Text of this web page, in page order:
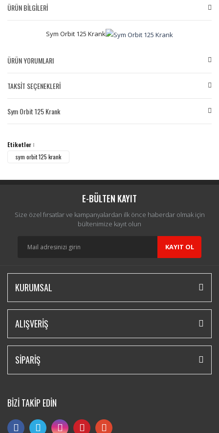
ÜRÜN BİLGİLERİ
Sym Orbit 125 Krank
ÜRÜN YORUMLARI
Yorum Yaz
TAKSİT SEÇENEKLERİ
Sym Orbit 125 Krank
Etiketler :
sym orbit 125 krank
E-BÜLTEN KAYIT
Size özel fırsatlar ve kampanyalardan ilk önce haberdar olmak için
bültenimize kayıt olun
KAYIT OL
KURUMSAL
ALIŞVERİŞ
SİPARİŞ
BİZİ TAKİP EDİN